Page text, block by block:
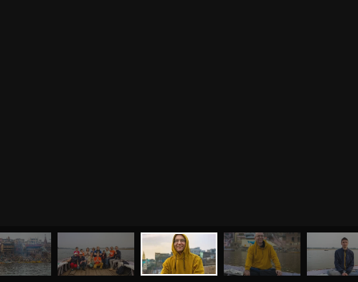
ЙОГА СЕМИНАРЫ МЕНЮ О НАС МАГАЗИН